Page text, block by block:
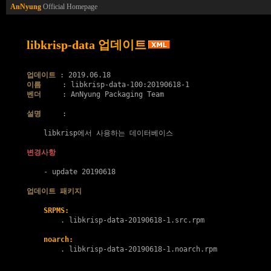
AnNyung Official Homepage
libkrisp-data 업데이트
업데이트
이름
벤더
     : AnNyung Packaging Team
설명
     :
    libkrisp에서 사용하는 데이터베이스
변경사항
    - update 20190618
업데이트 패키지
SRPMS:
        .
libkrisp-data-20190618-1.src.rpm
noarch:
        .
libkrisp-data-20190618-1.noarch.rpm